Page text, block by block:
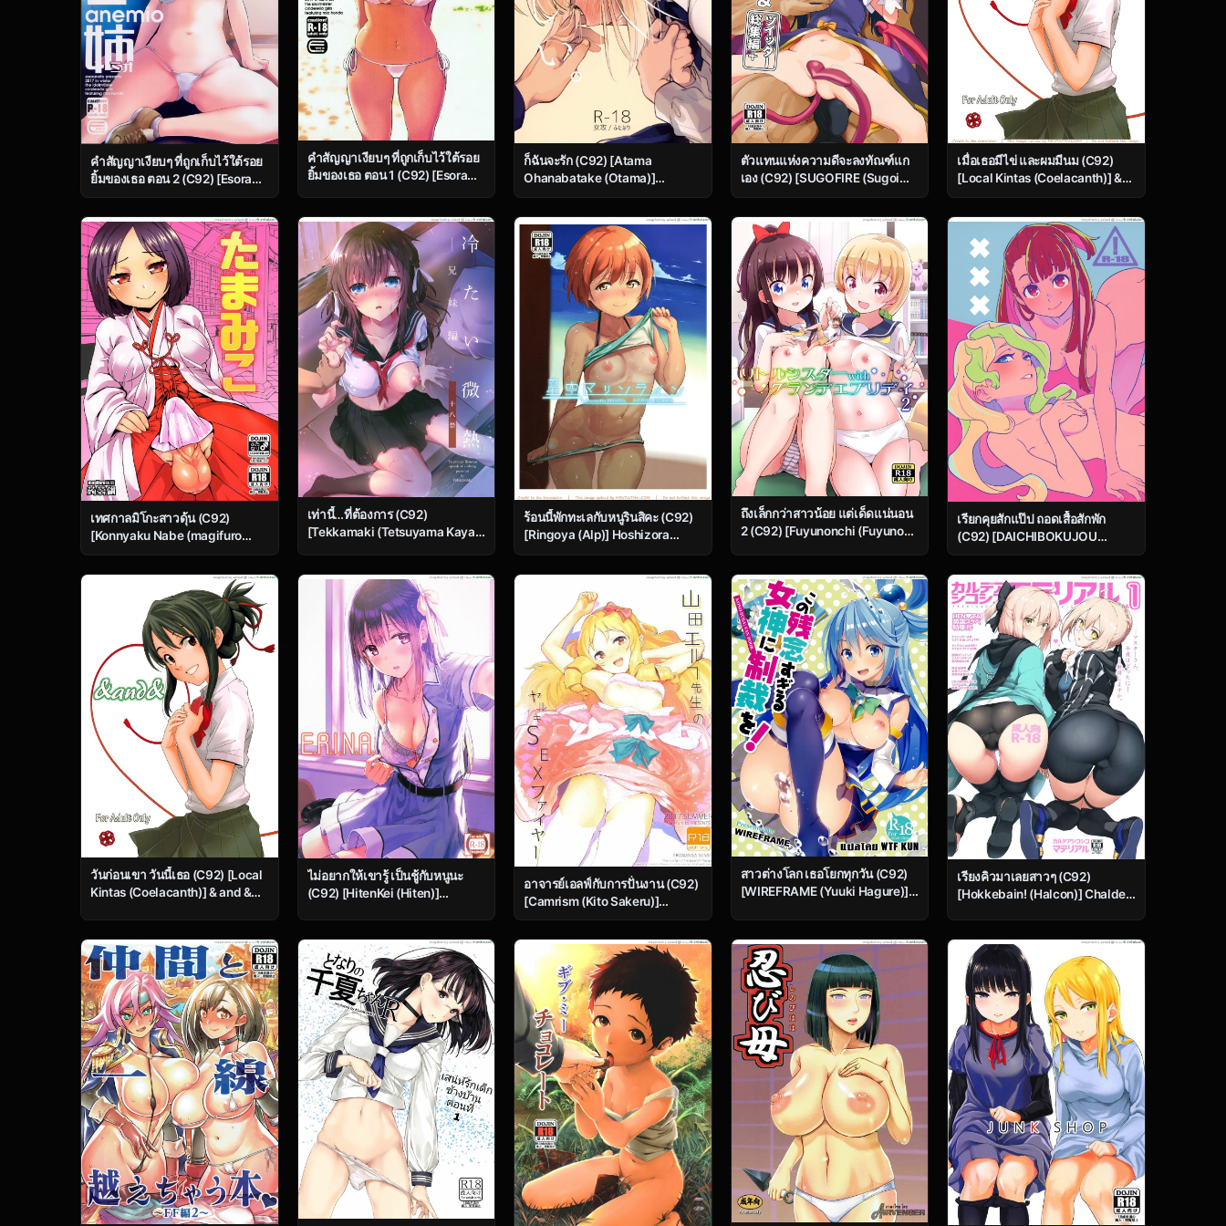
คำสัญญาเงียบๆ ที่ถูกเก็บไว้ใต้รอย
ยิ้มของเธอ ตอน 2 (C92) [Esora
Note (Majima Shiroyuki)]
anemio (THE IDOLMASTER
CINDERELLA GIRLS)
คำสัญญาเงียบๆ ที่ถูกเก็บไว้ใต้รอย
ยิ้มของเธอ ตอน 1 (C92) [Esora
CINDERELLA GIRLS)
ก็ฉันจะรัก (C92) [Atama
Ohanabatake (Otama)]
Watashi wa Anata ga Hoshii.
(Fate/stay night)
ตัวแทนแห่งความดีจะลงทัณฑ์แก
เอง (C92) [SUGOFIRE (Sugoi
Hi)] Mahou Shoujo Kyousei
Soushuuhen+ (Various)
เมื่อเธอมีไข่ และผมมีนม (C92)
[Local Kintas (Coelacanth)] &
and & (Kimi no Na wa.)
เทศกาลมิโกะสาวดุ้น (C92)
[Konnyaku Nabe (magifuro
Konnyaku)] Tama Miko | Balls
เท่านี้…ที่ต้องการ (C92)
[Tekkamaki (Tetsuyama Kaya)]
ร้อนนี้พักทะเลกับหนูรินสิคะ (C92)
[Ringoya (Alp)] Hoshizora
ถึงเล็กกว่าสาวน้อย แต่เด็ดแน่นอน
2 (C92) [Fuyunonchi (Fuyuno
เรียกคุยสักแป๊ป ถอดเสื้อสักพัก
(C92) [DAICHIBOKUJOU
(Makiba)] xxx (Little Witch
Academia)
วันก่อนเขา วันนี้เธอ (C92) [Local
Kintas (Coelacanth)] & and &
ไม่อยากให้เขารู้ เป็นชู้กับหนูนะ
(C92) [HitenKei (Hiten)]
อาจารย์เอลฟ์กับการปั่นงาน (C92)
[Camrism (Kito Sakeru)]
Yamada Elf-sensei no Yaruki
SEX Fire (Eromanga Sensei
สาวต่างโลก เธอโยกทุกวัน (C92)
[WIREFRAME (Yuuki Hagure)]
Deplorable Goddess! (Kono
Subarashii Sekai ni Syukufuku
o!)
เรียงคิวมาเลยสาวๆ (C92)
[Hokkebain! (Halcon)] Chaldea